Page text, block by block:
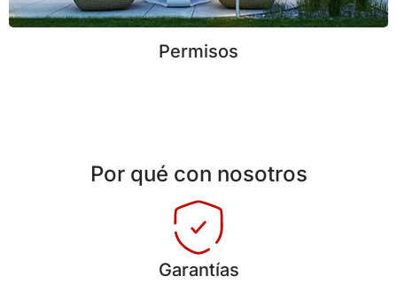
Permisos
Por qué con nosotros
Garantías